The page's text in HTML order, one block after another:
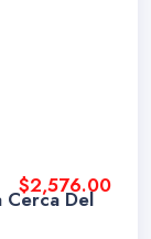
$2,576.00
Cerca Del